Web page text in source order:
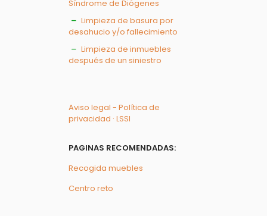
Síndrome de Diógenes
Limpieza de basura por
desahucio y/o fallecimiento
Limpieza de inmuebles
después de un siniestro
Aviso legal - Política de
privacidad · LSSI
PAGINAS RECOMENDADAS:
Recogida muebles
Centro reto